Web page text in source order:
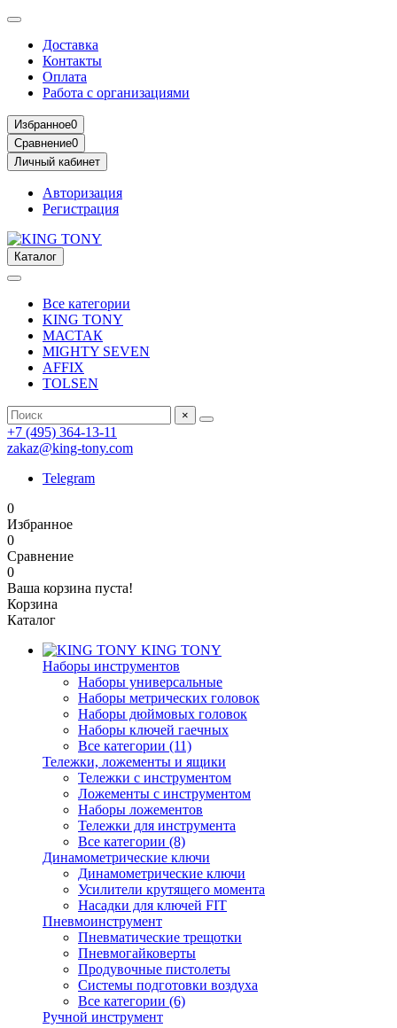
Доставка
Контакты
Оплата
Работа с организациями
Избранное0
Сравнение0
Личный кабинет
Авторизация
Регистрация
Каталог
Все категории
KING TONY
МАСТАК
MIGHTY SEVEN
AFFIX
TOLSEN
×
+7 (495) 364-13-11
zakaz@king-tony.com
Telegram
0
Избранное
0
Сравнение
0
Ваша корзина пуста!
Корзина
Каталог
KING TONY
Наборы инструментов
Наборы универсальные
Наборы метрических головок
Наборы дюймовых головок
Наборы ключей гаечных
Все категории (11)
Тележки, ложементы и ящики
Тележки с инструментом
Ложементы с инструментом
Наборы ложементов
Тележки для инструмента
Все категории (8)
Динамометрические ключи
Динамометрические ключи
Усилители крутящего момента
Насадки для ключей FIT
Пневмоинструмент
Пневматические трещотки
Пневмогайковерты
Продувочные пистолеты
Системы подготовки воздуха
Все категории (6)
Ручной инструмент